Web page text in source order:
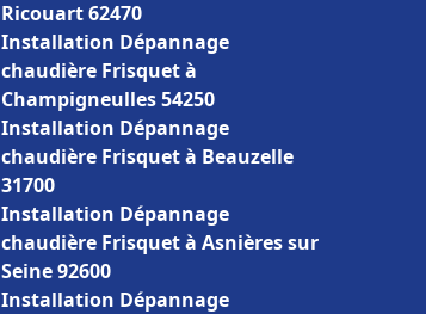
Ricouart 62470
Installation Dépannage
chaudière Frisquet à
Champigneulles 54250
Installation Dépannage
chaudière Frisquet à Beauzelle
31700
Installation Dépannage
chaudière Frisquet à Asnières sur
Seine 92600
Installation Dépannage